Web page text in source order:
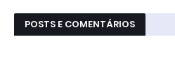
POSTS E COMENTÁRIOS